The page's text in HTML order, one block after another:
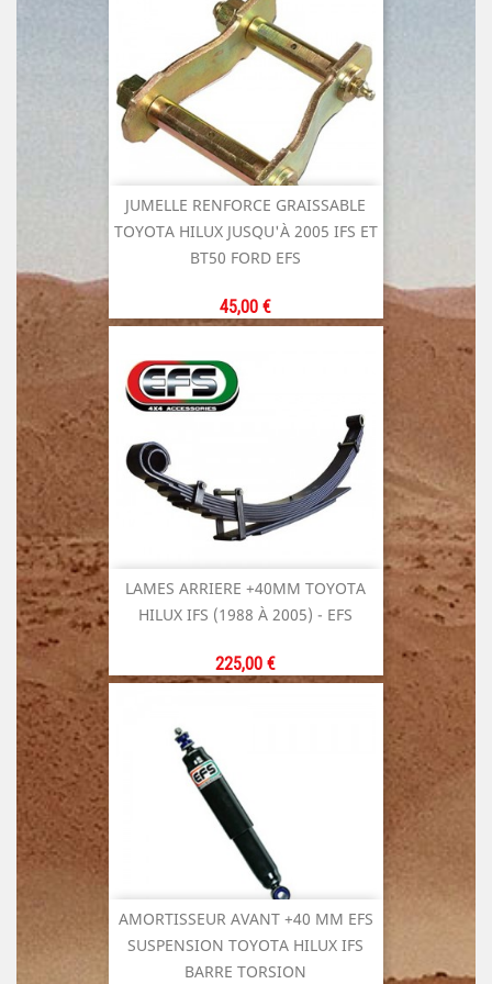
JUMELLE RENFORCE GRAISSABLE
TOYOTA HILUX JUSQU'À 2005 IFS ET
BT50 FORD EFS
Prix
45,00 €
LAMES ARRIERE +40MM TOYOTA
HILUX IFS (1988 À 2005) - EFS
Prix
225,00 €
AMORTISSEUR AVANT +40 MM EFS
SUSPENSION TOYOTA HILUX IFS
BARRE TORSION